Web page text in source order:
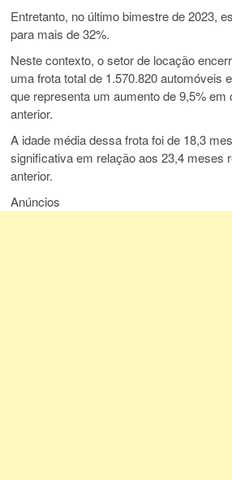
Entretanto, no último bimestre de 2023,
para mais de 32%.
Neste contexto, o setor de locação
uma frota total de 1.570.820 automóveis
que representa um aumento de 9,5%
anterior.
A idade média dessa frota foi de 18,3
significativa em relação aos 23,4 meses
anterior.
Anúncios